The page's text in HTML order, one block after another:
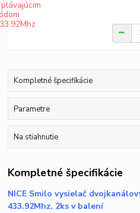
Kompletné špecifikácie
Parametre
Na stiahnutie
Kompletné špecifikácie
NICE Smilo vysielač
433.92Mhz, 2ks v balení